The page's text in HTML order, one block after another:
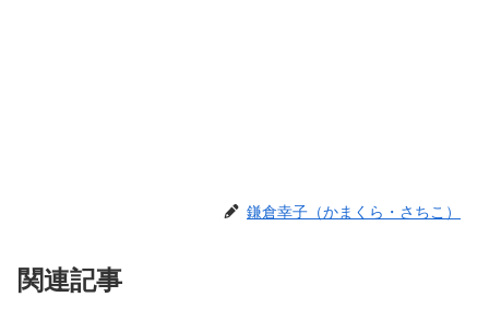
鎌倉幸子（かまくら・さちこ）
関連記事